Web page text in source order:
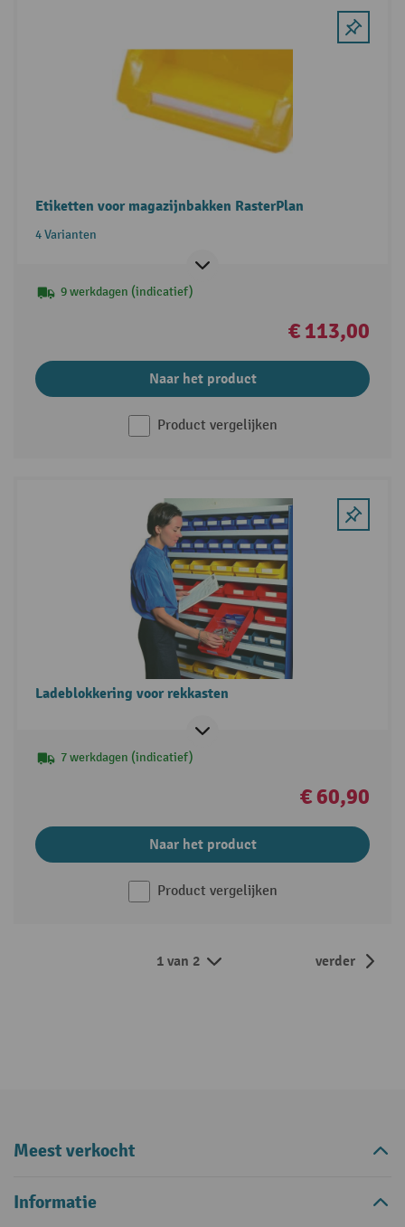
Etiketten voor magazijnbakken RasterPlan
4 Varianten
9 werkdagen (indicatief)
€ 113,00
Naar het product
Product vergelijken
Ladeblokkering voor rekkasten
7 werkdagen (indicatief)
€ 60,90
Naar het product
Product vergelijken
1 van 2 verder
Meest verkocht
Informatie